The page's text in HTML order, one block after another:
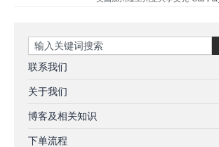
Search
联系我们
关于我们
博客及相关知识
下单流程